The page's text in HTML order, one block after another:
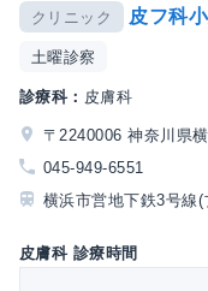
クリニック 皮フ科
土曜診察
診療科： 皮膚科
〒2240006 神奈川県
045-949-6551
横浜市営地下鉄3号線
皮膚科 診療時間